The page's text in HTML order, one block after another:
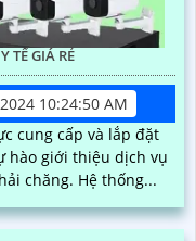
TẾ GIÁ RẺ
10:24:50 AM
cung cấp và lắp đặt
hào giới thiệu dịch vụ
lắp camera cho cơ sở y tế với giá cả phải chăng. Hệ thống...